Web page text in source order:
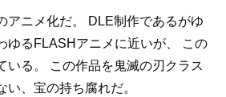
アニメ化だ。
DLE制作であるがゆ
ゆるFLASHアニメに近いが、
この
る。
この作品を鬼滅の刃クラス
、宝の持ち腐れだ。